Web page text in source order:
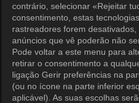
contrário, selecionar «Rejeitar
consentimento, estas
rastreadores forem
anúncios que vê poderão não
Pode voltar a este menu para
retirar o consentimento a
ligação Gerir preferências na
(ou no ícone na parte inferior
aplicável). As suas escolhas